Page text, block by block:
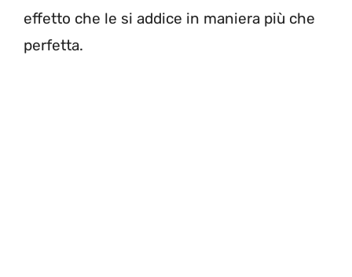
effetto che le si addice in maniera più che
perfetta.